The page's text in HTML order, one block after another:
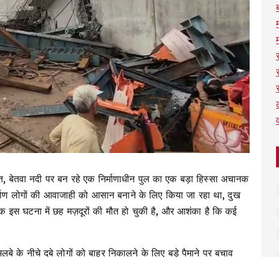
बेतवा नदी पर बन रहे एक निर्माणाधीन पुल का एक बड़ा हिस्सा अचानक
लोगों की आवाजाही को आसान बनाने के लिए किया जा रहा था, दुख
इस घटना में छह मज़दूरों की मौत हो चुकी है, और आशंका है कि कई
नीचे दबे लोगों को बाहर निकालने के लिए बड़े पैमाने पर बचाव